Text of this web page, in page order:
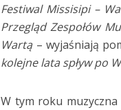
Festiwal Missisipi –
Przegląd Zespołów
Wartą – wyjaśniają
kolejne lata spływ po
W tym roku